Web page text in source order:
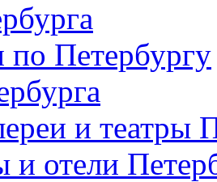
по Петербургу
и театры
и отели